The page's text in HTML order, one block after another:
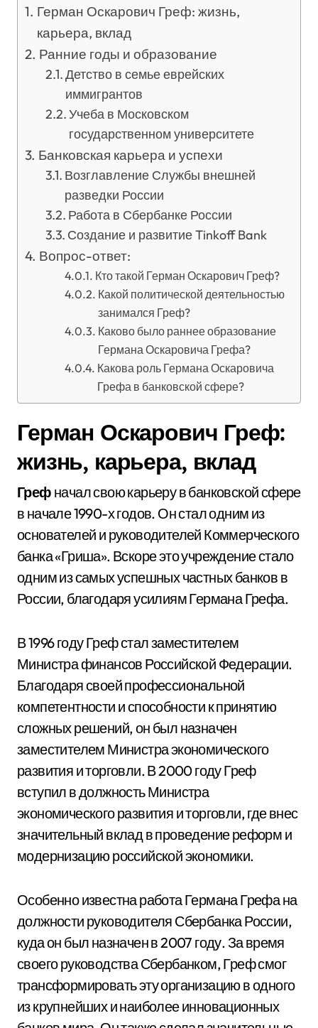
Герман Оскарович Греф: жизнь,
карьера, вклад
Ранние годы и образование
Детство в семье еврейских
иммигрантов
Учеба в Московском
государственном университете
Банковская карьера и успехи
Возглавление Службы внешней
разведки России
Работа в Сбербанке России
Создание и развитие Tinkoff Bank
Вопрос-ответ:
Кто такой Герман Оскарович Греф?
Какой политической деятельностью
занимался Греф?
Каково было раннее образование
Германа Оскаровича Грефа?
Какова роль Германа Оскаровича
Грефа в банковской сфере?
Герман Оскарович Греф:
жизнь, карьера, вклад
Греф начал свою карьеру в банковской сфере
в начале 1990-х годов. Он стал одним из
основателей и руководителей Коммерческого
банка «Гриша». Вскоре это учреждение стало
одним из самых успешных частных банков в
России, благодаря усилиям Германа Грефа.
В 1996 году Греф стал заместителем
Министра финансов Российской Федерации.
Благодаря своей профессиональной
компетентности и способности к принятию
сложных решений, он был назначен
заместителем Министра экономического
развития и торговли. В 2000 году Греф
вступил в должность Министра
экономического развития и торговли, где внес
значительный вклад в проведение реформ и
модернизацию российской экономики.
Особенно известна работа Германа Грефа на
должности руководителя Сбербанка России,
куда он был назначен в 2007 году. За время
своего руководства Сбербанком, Греф смог
трансформировать эту организацию в одного
из крупнейших и наиболее инновационных